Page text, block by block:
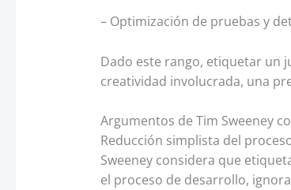
– Optimización de pruebas y
Dado este rango, etiquetar un
creatividad involucrada, una
Argumentos de Tim Sweeney
Reducción simplista del
Sweeney considera que
el proceso de desarrollo,